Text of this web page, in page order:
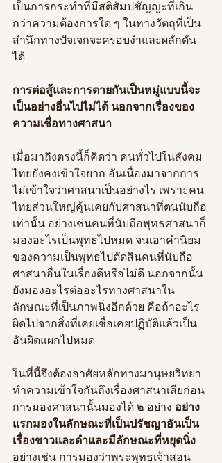
เป็นการกระทำที่มีสติสัมปชัญญะที่เกิน
กว่าความต้องการใด ๆ ในทางวัตถุที่เป็น
สำนึกทางปัจเจกจะครอบงำและผลักดัน
ได้
การต่อสู้และการตายกันเป็นหมู่แบบนี้จะ
เป็นอย่างอื่นไปไม่ได้ นอกจากเรื่องของ
ความเชื่อทางศาสนา
เมื่อมาถึงตรงนี้ก็คิดว่า คนทั่วไปในสังคม
ไทยยังคงเข้าใจยาก อันเนื่องมาจากการ
ไม่เข้าใจว่าศาสนาเป็นอย่างไร เพราะคน
ไทยส่วนใหญ่คุ้นเคยกับศาสนาที่ตนนับถือ
เท่านั้น อย่างเช่นคนที่นับถือพุทธศาสนาก็
มองอะไรเป็นพุทธไปหมด จนเอาคำนิยม
ของความเป็นพุทธไปตัดสินคนที่นับถือ
ศาสนาอื่นในเรื่องดีหรือไม่ดี นอกจากนั้น
ยังมองอะไรต่ออะไรทางศาสนาใน
ลักษณะที่เป็นภาพนิ่งอีกด้วย คือถ้าอะไร
ผิดไปจากสิ่งที่เคยเชื่อเคยปฏิบัติแล้วเป็น
อันผิดแผกไปหมด
ในที่นี้จึงต้องอาศัยหลักทางมานุษยวิทยา
ทำความเข้าใจกันถึงเรื่องศาสนาเสียก่อน
การมองศาสนานั้นมองได้ ๒ อย่าง อย่าง
แรกมองในลักษณะที่เป็นปรัชญาอันเป็น
เรื่องขาวและดำและมีลักษณะที่หยุดนิ่ง
อย่างเช่น การมองว่าพระพุทธเจ้าสอน